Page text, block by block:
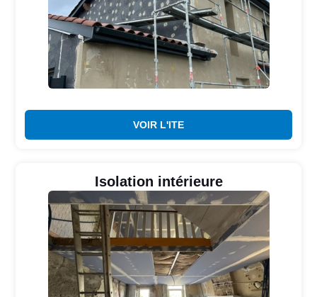
VOIR L'ITE
Isolation intérieure